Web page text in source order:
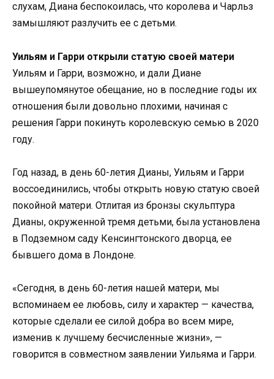
слухам, Диана беспокоилась, что королева и Чарльз
замышляют разлучить ее с детьми.
Уильям и Гарри открыли статую своей матери
Уильям и Гарри, возможно, и дали Диане
вышеупомянутое обещание, но в последние годы их
отношения были довольно плохими, начиная с
решения Гарри покинуть королевскую семью в 2020
году.
Год назад, в день 60-летия Дианы, Уильям и Гарри
воссоединились, чтобы открыть новую статую своей
покойной матери. Отлитая из бронзы скульптура
Дианы, окруженной тремя детьми, была установлена
в Подземном саду Кенсингтонского дворца, ее
бывшего дома в Лондоне.
«Сегодня, в день 60-летия нашей матери, мы
вспоминаем ее любовь, силу и характер — качества,
которые сделали ее силой добра во всем мире,
изменив к лучшему бесчисленные жизни», —
говорится в совместном заявлении Уильяма и Гарри.